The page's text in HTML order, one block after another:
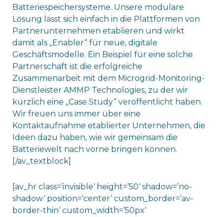
Batteriespeichersysteme. Unsere modulare
Lösung lässt sich einfach in die Plattformen von
Partnerunternehmen etablieren und wirkt
damit als „Enabler“ für neue, digitale
Geschäftsmodelle. Ein Beispiel für eine solche
Partnerschaft ist die erfolgreiche
Zusammenarbeit mit dem Microgrid-Monitoring-
Dienstleister AMMP Technologies, zu der wir
kürzlich eine „Case Study“ veröffentlicht haben.
Wir freuen uns immer über eine
Kontaktaufnahme etablierter Unternehmen, die
Ideen dazu haben, wie wir gemeinsam die
Batteriewelt nach vorne bringen können.
[/av_textblock]
[av_hr class=’invisible‘ height=’50‘ shadow=’no-
shadow‘ position=’center‘ custom_border=’av-
border-thin‘ custom_width=’50px‘